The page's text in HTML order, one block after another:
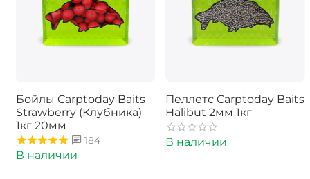
Бойлы Carptoday Baits
Strawberry (Клубника)
1кг 20мм
184
В наличии
Пеллетс Carptoday Baits
Halibut 2мм 1кг
В наличии